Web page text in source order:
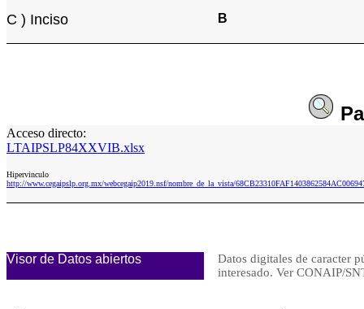
C ) Inciso B
Acceso directo:
LTAIPSLP84XXVIB.xlsx
Hipervinculo
http://www.cegaipslp.org.mx/webcegaip2019.nsf/nombre_de_la_vista/
Visor de Datos abiertos
Datos digitales de caracter
interesado. Ver CONAIP/